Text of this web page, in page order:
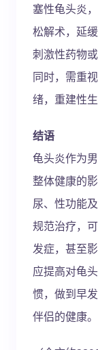
塞性龟头炎
松解术，延
刺激性药物
同时，需重
绪，重建性生
结语
龟头炎作为
整体健康的
尿、性功能
规范治疗，
发症，甚至
应提高对龟
惯，做到早
伴侣的健康。